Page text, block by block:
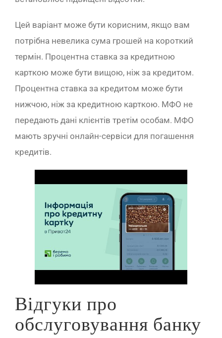
Цей варіант може бути корисним, якщо вам
потрібна невелика сума грошей на короткий
термін. Процентна ставка за кредитною
карткою може бути вищою, ніж за кредитом.
Процентна ставка за кредитом може бути
нижчою, ніж за кредитною карткою. МФО не
передають дані клієнтів третім особам. МФО
мають зручні онлайн-сервіси для погашення
кредитів.
Відгуки про
обслуговування банку